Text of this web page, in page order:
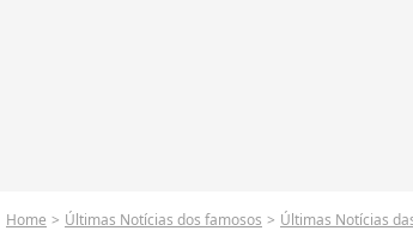
Home Últimas Notícias dos famosos Últimas Notícias